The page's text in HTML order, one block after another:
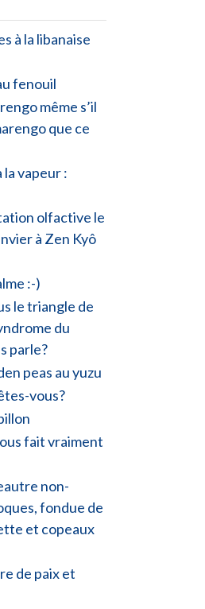
à la libanaise
fenouil
même s’il
que ce
la vapeur :
olfactive le
à Zen Kyô
:-)
le triangle de
du
parle?
peas au yuzu
vous?
fait vraiment
non-
fondue de
et copeaux
de paix et